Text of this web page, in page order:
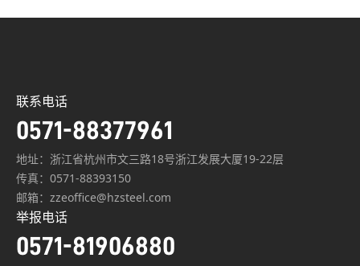
联系电话
0571-88377961
地址：浙江省杭州市文三路18号浙江发展大厦19-22层
传真：0571-88393150
邮箱：zzeoffice@hzsteel.com
举报电话
0571-81906880